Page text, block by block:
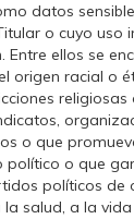
datos
o cuyo uso
Entre ellos se
origen racial o
religiosas
o que
o que
políticos de
salud, a la